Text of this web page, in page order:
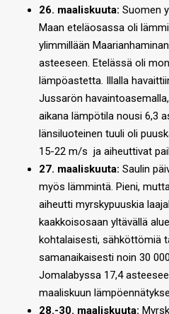
26. maaliskuuta: Suomen
Maan eteläosassa oli
ylimmillään
asteeseen. Etelässä oli
lämpöastetta. Illalla
Jussarön
aikana lämpötila nousi 6,3
länsiluoteinen tuuli oli
15-22 m/s ja aiheuttivat
27. maaliskuuta: Saulin
myös lämmintä. Pieni,
aiheutti myrskypuuskia
kaakkoisosaan yltävällä
kohtalaisesti, sähköttömiä
samanaikaisesti noin 30
Jomalabyssa 17,4
maaliskuun
28.-30. maaliskuuta: